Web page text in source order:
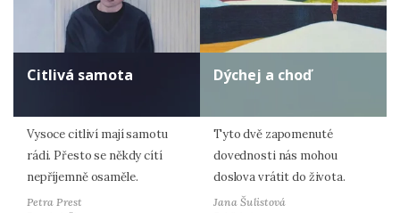
Citlivá samota
Vysoce citliví mají samotu
rádi. Přesto se někdy cítí
nepříjemně osaměle.
Petra Prest
Dýchej a choď
Tyto dvě zapomenuté
dovednosti nás mohou
doslova vrátit do života.
Jana Šulistová